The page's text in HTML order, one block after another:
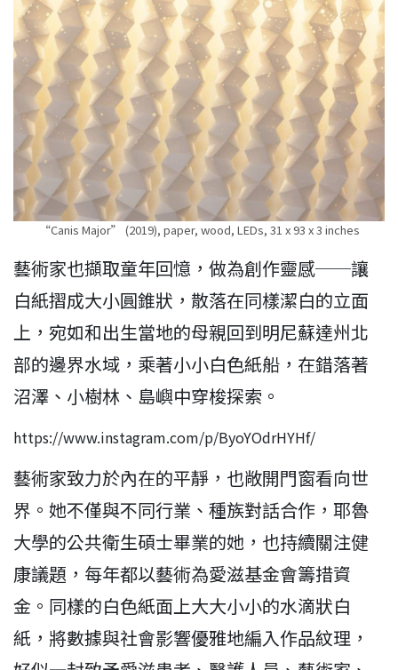
“Canis Major” (2019), paper, wood, LEDs, 31 x 93 x 3 inches
藝術家也擷取童年回憶，做為創作靈感──讓
白紙摺成大小圓錐狀，散落在同樣潔白的立面
上，宛如和出生當地的母親回到明尼蘇達州北
部的邊界水域，乘著小小白色紙船，在錯落著
沼澤、小樹林、島嶼中穿梭探索。
https://www.instagram.com/p/ByoYOdrHYHf/
藝術家致力於內在的平靜，也敞開門窗看向世
界。她不僅與不同行業、種族對話合作，耶魯
大學的公共衛生碩士畢業的她，也持續關注健
康議題，每年都以藝術為愛滋基金會籌措資
金。同樣的白色紙面上大大小小的水滴狀白
紙，將數據與社會影響優雅地編入作品紋理，